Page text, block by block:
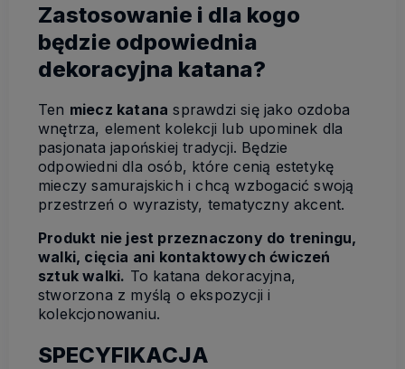
Zastosowanie i dla kogo
będzie odpowiednia
dekoracyjna katana?
Ten miecz katana sprawdzi się jako ozdoba
wnętrza, element kolekcji lub upominek dla
pasjonata japońskiej tradycji. Będzie
odpowiedni dla osób, które cenią estetykę
mieczy samurajskich i chcą wzbogacić swoją
przestrzeń o wyrazisty, tematyczny akcent.
Produkt nie jest przeznaczony do treningu,
walki, cięcia ani kontaktowych ćwiczeń
sztuk walki. To katana dekoracyjna,
stworzona z myślą o ekspozycji i
kolekcjonowaniu.
SPECYFIKACJA